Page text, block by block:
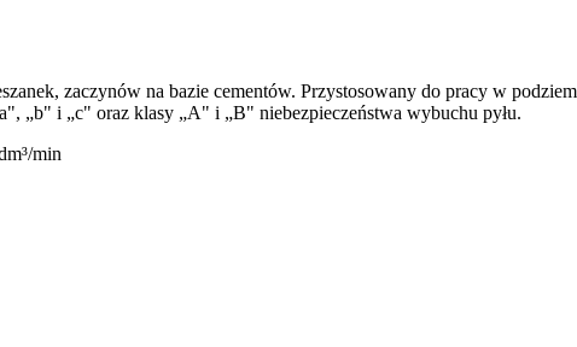
zaczynów na bazie cementów. Przystosowany do pracy w
„b" i „c" oraz klasy „A" i „B" niebezpieczeństwa wybuchu pyłu.
min